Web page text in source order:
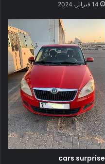
14 فبراير، 2024
cars surprise